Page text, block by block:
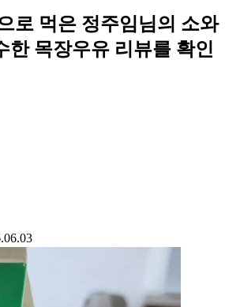
로 먹은 정주임님의 소와
한 목장우유 리뷰를 확인